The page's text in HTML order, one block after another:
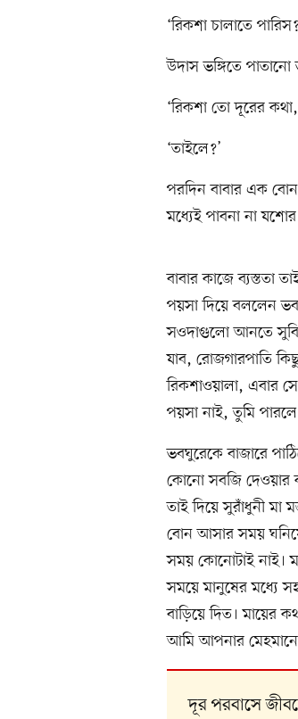
‘রিকশা চালাতে
উদাস ভঙ্গিতে পাতানো
‘রিকশা তো দূরের
‘তাইলে?’
পরদিন বাবার এক
মধ্যেই পাবনা না
বাবার কাজে ব্যস্ততা
পয়সা দিয়ে বললেন
সওদাগুলো আনতে
যাব, রোজগারপাতি
রিকশাওয়ালা, এবার
পয়সা নাই, তুমি
ভবঘুরেকে বাজারে
কোনো সবজি দেওয়ার
তাই দিয়ে সুরাঁধুনী মা
বোন আসার সময়
সময় কোনোটাই নাই।
সময়ে মানুষের মধ্যে
বাড়িয়ে দিত। মায়ের
আমি আপনার
দূর পরবাসে